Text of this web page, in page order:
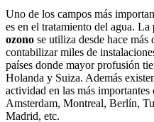
Uno de los campos más
es en el tratamiento del agua. La
ozono se utiliza desde hace más
contabilizar miles de
países donde mayor profusión
Holanda y Suiza. Además
actividad en las más
Amsterdam, Montreal, Berlín,
Madrid, etc.